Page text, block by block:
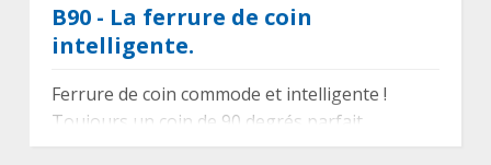
B90 - La ferrure de coin
intelligente.
Ferrure de coin commode et intelligente !
Toujours un coin de 90 degrés parfait.